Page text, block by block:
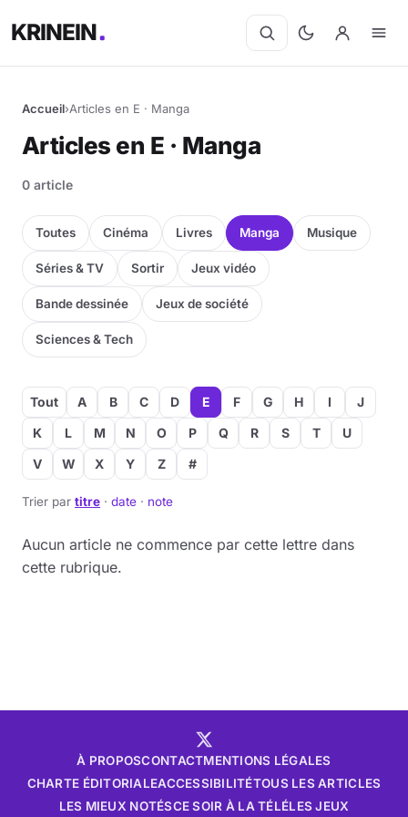
KRINEIN
Accueil›Articles en E · Manga
Articles en E · Manga
0 article
Toutes Cinéma Livres Manga Musique
Séries & TV Sortir Jeux vidéo
Bande dessinée Jeux de société
Sciences & Tech
Tout A B C D E F G H I
J
K
L M N O P Q R S T
U
V
W X Y Z #
Trier par titre · date · note
Aucun article ne commence par cette lettre dans
cette rubrique.
À PROPOSCONTACTMENTIONS LÉGALES
CHARTE ÉDITORIALEACCESSIBILITÉTOUS LES ARTICLES
LES MIEUX NOTÉSCE SOIR À LA TÉLÉLES JEUX